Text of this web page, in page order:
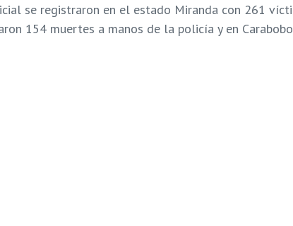
se registraron en el estado Miranda con 261
154 muertes a manos de la policía y en